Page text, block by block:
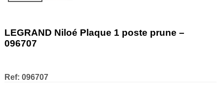
LEGRAND Niloé Plaque 1 poste prune –
096707
Ref: 096707